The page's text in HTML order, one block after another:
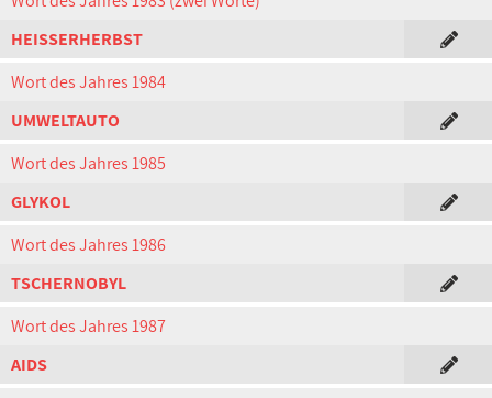
HEISSERHERBST
Wort des Jahres 1984
UMWELTAUTO
Wort des Jahres 1985
GLYKOL
Wort des Jahres 1986
TSCHERNOBYL
Wort des Jahres 1987
AIDS